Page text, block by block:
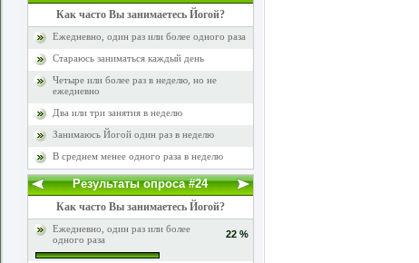
Как часто Вы занимаетесь Йогой?
Ежедневно, один раз или более одного раза
Стараюсь заниматься каждый день
Четыре или более раз в неделю, но не
ежедневно
Два или три занятия в неделю
Занимаюсь Йогой один раз в неделю
В среднем менее одного раза в неделю
Результаты опроса #24
Как часто Вы занимаетесь Йогой?
Ежедневно, один раз или более
одного раза
22 %